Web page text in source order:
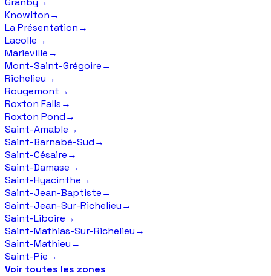
Knowlton→
La Présentation→
Lacolle→
Marieville→
Mont-Saint-Grégoire→
Richelieu→
Rougemont→
Roxton Falls→
Roxton Pond→
Saint-Amable→
Saint-Barnabé-Sud→
Saint-Césaire→
Saint-Damase→
Saint-Hyacinthe→
Saint-Jean-Baptiste→
Saint-Jean-Sur-Richelieu→
Saint-Liboire→
Saint-Mathias-Sur-Richelieu→
Saint-Mathieu→
Saint-Pie→
Voir toutes les zones